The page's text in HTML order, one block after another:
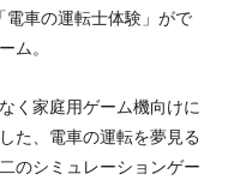
車の運転士体験」がで
ム。
く家庭用ゲーム機向けに
た、電車の運転を夢見る
のシミュレーションゲー